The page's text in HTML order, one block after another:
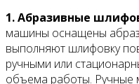
1. Абразивные
машины оснащены
выполняют шлифовку
ручными или
объема работы. Ручные